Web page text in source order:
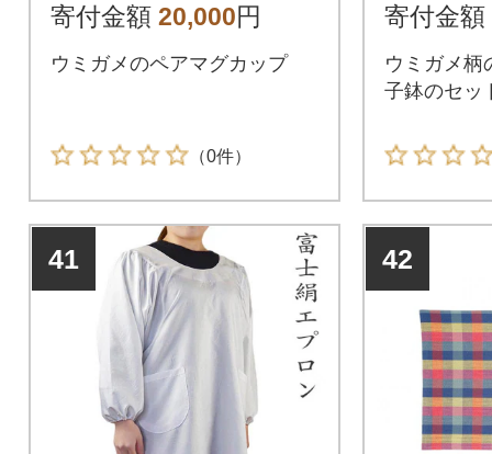
寄付金額 20,000円
ウミガメのペアマグカップ
（0件）
寄付金額
ウミガメ柄
子鉢のセッ
41 42